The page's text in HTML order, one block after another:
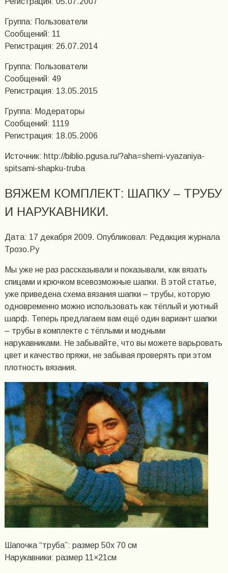
Группа: Пользователи
Сообщений: 11
Регистрация: 26.07.2014
Группа: Пользователи
Сообщений: 49
Регистрация: 13.05.2015
Группа: Модераторы
Сообщений: 1119
Регистрация: 18.05.2006
Источник: http://biblio.pgusa.ru/?aha=shemi-vyazaniya-
spitsami-shapku-truba
ВЯЖЕМ КОМПЛЕКТ: ШАПКУ – ТРУБУ
И НАРУКАВНИКИ.
Дата: 17 декабря 2009. Опубликовал: Редакция журнала
Трозо.Ру
Мы уже не раз рассказывали и показывали, как вязать
спицами и крючком всевозможные шапки. В этой статье,
уже приведена схема вязания шапки – трубы, которую
одновременно можно использовать как тёплый и уютный
шарф. Теперь предлагаем вам ещё один вариант шапки
– трубы в комплекте с тёплыми и модными
нарукавниками. Не забывайте, что вы можете варьровать
цвет и качество пряжи, не забывая проверять при этом
плотность вязания.
Шапочка “труба”: размер 50х 70 см
Нарукавники: размер 11×21см